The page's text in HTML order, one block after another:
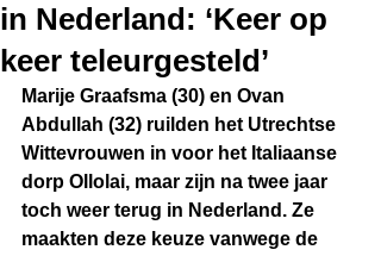
in Nederland: ‘Keer op
keer teleurgesteld’
Marije Graafsma (30) en Ovan
Abdullah (32) ruilden het Utrechtse
Wittevrouwen in voor het Italiaanse
dorp Ollolai, maar zijn na twee jaar
toch weer terug in Nederland. Ze
maakten deze keuze vanwege de